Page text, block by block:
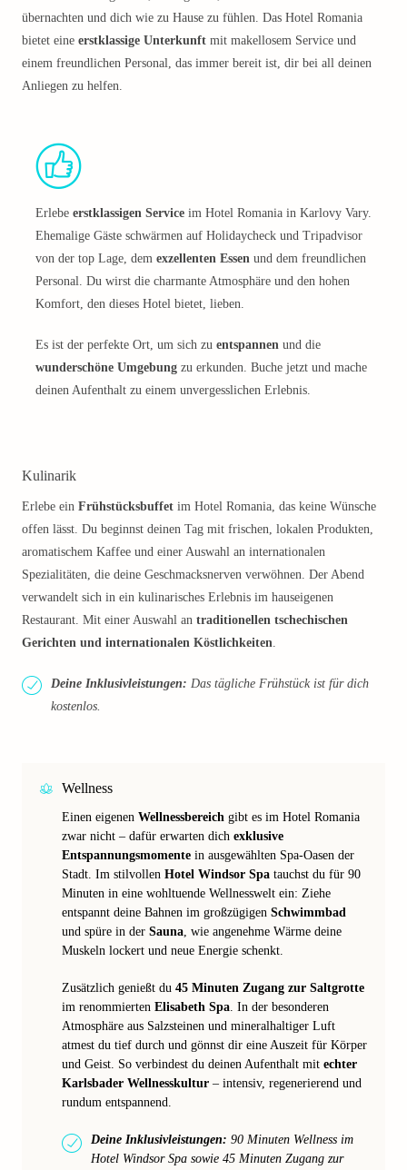
übernachten und dich wie zu Hause zu fühlen. Das Hotel Romania
bietet eine erstklassige Unterkunft mit makellosem Service und
einem freundlichen Personal, das immer bereit ist, dir bei all deinen
Anliegen zu helfen.
Erlebe erstklassigen Service im Hotel Romania in Karlovy Vary.
Ehemalige Gäste schwärmen auf Holidaycheck und Tripadvisor
von der top Lage, dem exzellenten Essen und dem freundlichen
Personal. Du wirst die charmante Atmosphäre und den hohen
Komfort, den dieses Hotel bietet, lieben.
Es ist der perfekte Ort, um sich zu entspannen und die
wunderschöne Umgebung zu erkunden. Buche jetzt und mache
deinen Aufenthalt zu einem unvergesslichen Erlebnis.
Kulinarik
Erlebe ein Frühstücksbuffet im Hotel Romania, das keine Wünsche
offen lässt. Du beginnst deinen Tag mit frischen, lokalen Produkten,
aromatischem Kaffee und einer Auswahl an internationalen
Spezialitäten, die deine Geschmacksnerven verwöhnen. Der Abend
verwandelt sich in ein kulinarisches Erlebnis im hauseigenen
Restaurant. Mit einer Auswahl an traditionellen tschechischen
Gerichten und internationalen Köstlichkeiten.
Deine Inklusivleistungen: Das tägliche Frühstück ist für dich
kostenlos.
Wellness
Einen eigenen Wellnessbereich gibt es im Hotel Romania
zwar nicht – dafür erwarten dich exklusive
Entspannungsmomente in ausgewählten Spa-Oasen der
Stadt. Im stilvollen Hotel Windsor Spa tauchst du für 90
Minuten in eine wohltuende Wellnesswelt ein: Ziehe
entspannt deine Bahnen im großzügigen Schwimmbad
und spüre in der Sauna, wie angenehme Wärme deine
Muskeln lockert und neue Energie schenkt.
Zusätzlich genießt du 45 Minuten Zugang zur Saltgrotte
im renommierten Elisabeth Spa. In der besonderen
Atmosphäre aus Salzsteinen und mineralhaltiger Luft
atmest du tief durch und gönnst dir eine Auszeit für Körper
und Geist. So verbindest du deinen Aufenthalt mit echter
Karlsbader Wellnesskultur – intensiv, regenerierend und
rundum entspannend.
Deine Inklusivleistungen: 90 Minuten Wellness im
Hotel Windsor Spa sowie 45 Minuten Zugang zur